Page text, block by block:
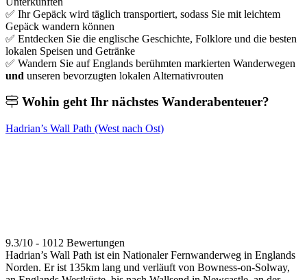
✅ Ihr Gepäck wird täglich transportiert, sodass Sie mit leichtem
Gepäck wandern können
✅ Entdecken Sie die englische Geschichte, Folklore und die besten
lokalen Speisen und Getränke
✅ Wandern Sie auf Englands berühmten markierten Wanderwegen
und unseren bevorzugten lokalen Alternativrouten
Wohin geht Ihr nächstes Wanderabenteuer?
Hadrian’s Wall Path (West nach Ost)
9.3/10 - 1012 Bewertungen
Hadrian’s Wall Path ist ein Nationaler Fernwanderweg in Englands
Norden. Er ist 135km lang und verläuft von Bowness-on-Solway,